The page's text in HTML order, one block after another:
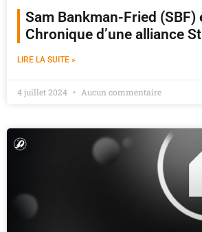
Sam Bankman-Fried (SBF)
Chronique d’une alliance
LIRE LA SUITE »
4 juillet 2024 Aucun commentaire